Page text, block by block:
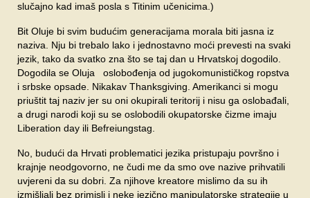
slučajno kad imaš posla s Titinim učenicima.)
Bit Oluje bi svim budućim generacijama morala biti jasna iz
naziva. Nju bi trebalo lako i jednostavno moći prevesti na svaki
jezik, tako da svatko zna što se taj dan u Hrvatskoj dogodilo.
Dogodila se Oluja oslobođenja od jugokomunističkog ropstva
i srbske opsade. Nikakav Thanksgiving. Amerikanci si mogu
priuštit taj naziv jer su oni okupirali teritorij i nisu ga oslobađali,
a drugi narodi koji su se oslobodili okupatorske čizme imaju
Liberation day ili Befreiungstag.
No, budući da Hrvati problematici jezika pristupaju površno i
krajnje neodgovorno, ne čudi me da smo ove nazive prihvatili
uvjereni da su dobri. Za njihove kreatore mislimo da su ih
izmišljali bez primisli i neke jezično manipulatorske strategije u